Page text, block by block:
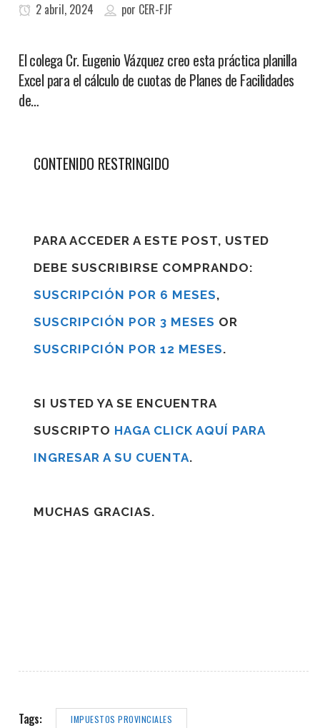
2 abril, 2024 por CER-FJF
El colega Cr. Eugenio Vázquez creo esta práctica planilla
Excel para el cálculo de cuotas de Planes de Facilidades
de…
CONTENIDO RESTRINGIDO
PARA ACCEDER A ESTE POST, USTED
DEBE SUSCRIBIRSE COMPRANDO:
SUSCRIPCIÓN POR 6 MESES,
SUSCRIPCIÓN POR 3 MESES OR
SUSCRIPCIÓN POR 12 MESES.
SI USTED YA SE ENCUENTRA
SUSCRIPTO HAGA CLICK AQUÍ PARA
INGRESAR A SU CUENTA.
MUCHAS GRACIAS.
Tags: IMPUESTOS PROVINCIALES